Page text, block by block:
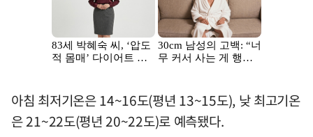
아침 최저기온은 14~16도(평년 13~15도), 낮 최고기온
은 21~22도(평년 20~22도)로 예측됐다.